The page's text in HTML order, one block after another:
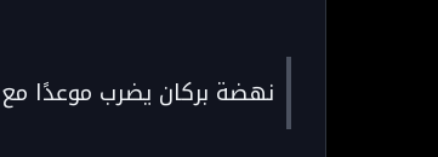
نهضة بركان يضرب موعدًا